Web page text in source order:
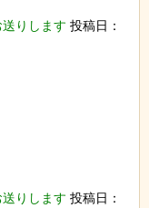
りします 投稿日：
りします 投稿日：